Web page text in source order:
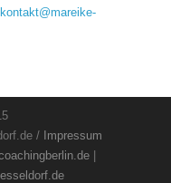
kontakt@mareike-
/ Impressum
|